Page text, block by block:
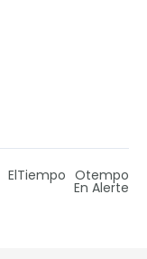
ElTiempo Otempo
En Alerte